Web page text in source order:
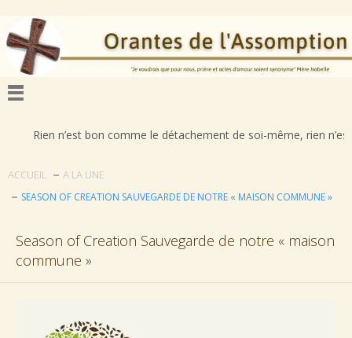
n’est bon comme le détachement de soi-même, rien n’est
ACCUEIL A LA UNE
SEASON OF CREATION SAUVEGARDE DE NOTRE « MAISON COMMUNE »
Season of Creation Sauvegarde de notre « maison
commune »